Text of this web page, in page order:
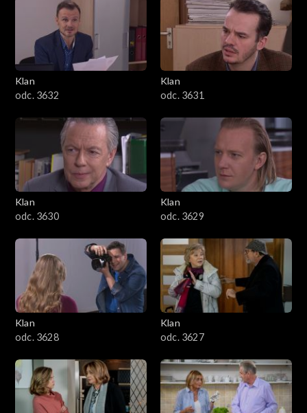
Klan
odc. 3632
Klan
odc. 3631
Klan
odc. 3630
Klan
odc. 3629
Klan
odc. 3628
Klan
odc. 3627